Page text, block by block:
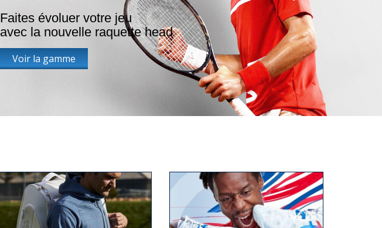
Faites évoluer votre jeu
avec la nouvelle raquette head
Voir la gamme